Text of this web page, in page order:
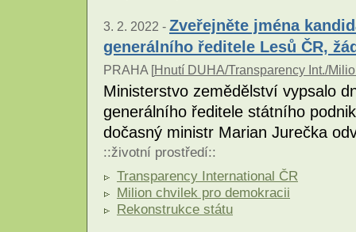
3. 2. 2022 - Zveřejněte jména
generálního ředitele Lesů ČR,
PRAHA [Hnutí DUHA/Transparency Int./
Ministerstvo zemědělství vypsalo
generálního ředitele státního
dočasný ministr Marian Jurečka
::životní prostředí::
Transparency International ČR
Milion chvilek pro demokracii
Rekonstrukce státu